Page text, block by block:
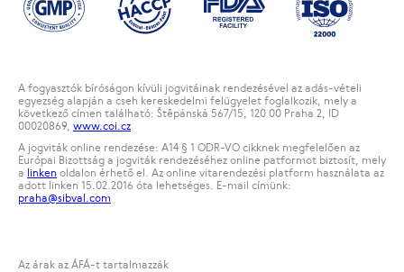
A fogyasztók bíróságon kívüli jogvitáinak rendezésével az adás-vételi
egyezség alapján a cseh kereskedelmi felügyelet foglalkozik, mely a
következő címen található: Štěpánská 567/15, 120 00 Praha 2, ID
00020869, www.coi.cz
A jogviták online rendezése: A14 § 1 ODR-VO cikknek megfelelően az
Európai Bizottság a jogviták rendezéséhez online patformot biztosít, mely
a linkenoldalon érhető el. Az online vitarendezési platform használata az
adott linken 15.02.2016 óta lehetséges. E-mail címünk:
praha@sibval.com
Az árak az ÁFÁ-t tartalmazzák